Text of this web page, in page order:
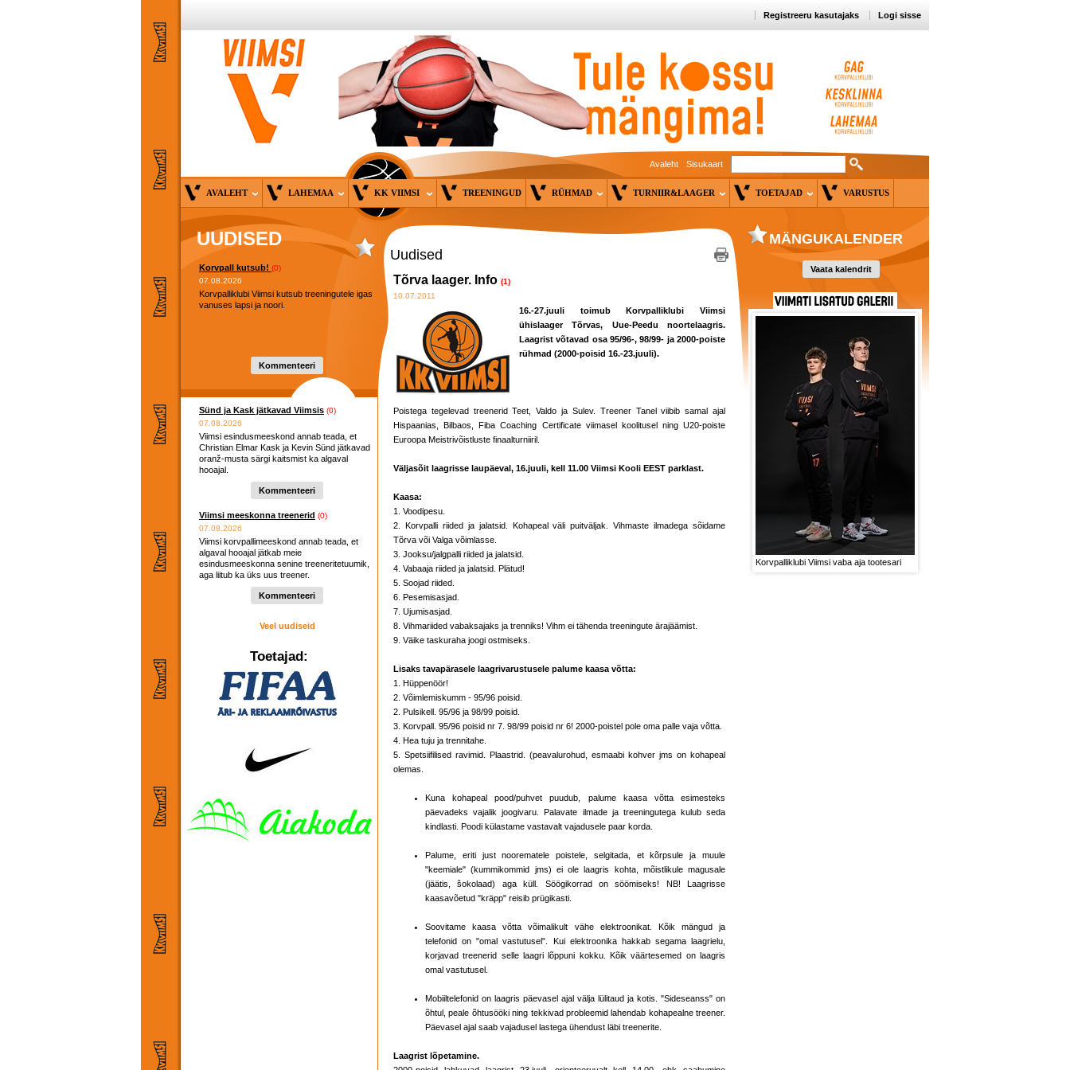
Registreeru kasutajaks Logi sisse
Avaleht Sisukaart
AVALEHT LAHEMAA KK VIIMSI TREENINGUD RÜHMAD TURNIIR&LAAGER TOETAJAD VARUSTUS
UUDISED
Korvpall kutsub! (0)
07.08.2026
Korvpalliklubi Viimsi kutsub treeningutele igas
vanuses lapsi ja noori.
Kommenteeri
Sünd ja Kask jätkavad Viimsis (0)
07.08.2026
Viimsi esindusmeeskond annab teada, et
Christian Elmar Kask ja Kevin Sünd jätkavad
oranž-musta särgi kaitsmist ka algaval
hooajal.
Kommenteeri
Viimsi meeskonna treenerid (0)
07.08.2026
Viimsi korvpallimeeskond annab teada, et
algaval hooajal jätkab meie
esindusmeeskonna senine treeneritetuumik,
aga liitub ka üks uus treener.
Kommenteeri
Veel uudiseid
Toetajad:
Uudised
Tõrva laager. Info (1)
10.07.2011
16.-27.juuli toimub Korvpalliklubi Viimsi
ühislaager Tõrvas, Uue-Peedu noortelaagris.
Laagrist võtavad osa 95/96-, 98/99- ja 2000-poiste
rühmad (2000-poisid 16.-23.juuli).
Poistega tegelevad treenerid Teet, Valdo ja Sulev. Treener Tanel viibib samal ajal
Hispaanias, Bilbaos, Fiba Coaching Certificate viimasel koolitusel ning U20-poiste
Euroopa Meistrivõistluste finaalturniiril.
Väljasõit laagrisse laupäeval, 16.juuli, kell 11.00 Viimsi Kooli EEST parklast.
Kaasa:
1. Voodipesu.
2. Korvpalli riided ja jalatsid. Kohapeal väli puitväljak. Vihmaste ilmadega sõidame
Tõrva või Valga võimlasse.
3. Jooksu/jalgpalli riided ja jalatsid.
4. Vabaaja riided ja jalatsid. Plätud!
5. Soojad riided.
6. Pesemisasjad.
7. Ujumisasjad.
8. Vihmariided vabaksajaks ja trenniks! Vihm ei tähenda treeningute ärajäämist.
9. Väike taskuraha joogi ostmiseks.
Lisaks tavapärasele laagrivarustusele palume kaasa võtta:
1. Hüppenöör!
2. Võimlemiskumm - 95/96 poisid.
2. Pulsikell. 95/96 ja 98/99 poisid.
3. Korvpall. 95/96 poisid nr 7. 98/99 poisid nr 6! 2000-poistel pole oma palle vaja võtta.
4. Hea tuju ja trennitahe.
5. Spetsiifilised ravimid. Plaastrid. (peavalurohud, esmaabi kohver jms on kohapeal
olemas.
Kuna kohapeal pood/puhvet puudub, palume kaasa võtta esimesteks
päevadeks vajalik joogivaru. Palavate ilmade ja treeningutega kulub seda
kindlasti. Poodi külastame vastavalt vajadusele paar korda.
Palume, eriti just noorematele poistele, selgitada, et kõrpsule ja muule
"keemiale" (kummikommid jms) ei ole laagris kohta, mõistlikule magusale
(jäätis, šokolaad) aga küll. Söögikorrad on söömiseks! NB! Laagrisse
kaasavõetud "kräpp" reisib prügikasti.
Soovitame kaasa võtta võimalikult vähe elektroonikat. Kõik mängud ja
telefonid on "omal vastutusel". Kui elektroonika hakkab segama laagrielu,
korjavad treenerid selle laagri lõppuni kokku. Kõik väärtesemed on laagris
omal vastutusel.
Mobiiltelefonid on laagris päevasel ajal välja lülitaud ja kotis. "Sideseanss" on
õhtul, peale õhtusööki ning tekkivad probleemid lahendab kohapealne treener.
Päevasel ajal saab vajadusel lastega ühendust läbi treenerite.
Laagrist lõpetamine.
MÄNGUKALENDER
Vaata kalendrit
Korvpalliklubi Viimsi vaba aja tootesari